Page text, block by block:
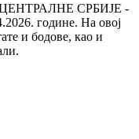
ЦЕНТРАЛНЕ СРБИЈЕ -
године. На овој
и бодове, као и